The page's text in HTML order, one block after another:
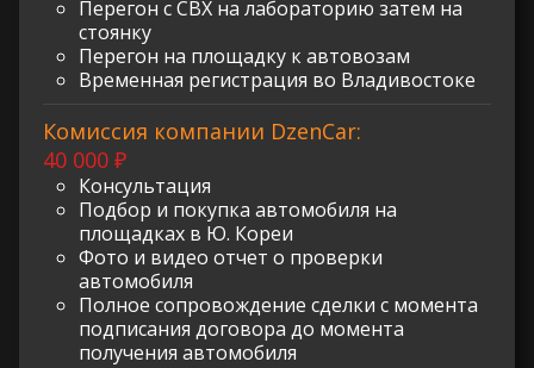
Перегон с СВХ на лабораторию затем на
стоянку
Перегон на площадку к автовозам
Временная регистрация во Владивостоке
Комиссия компании DzenCar:
40 000 ₽
Консультация
Подбор и покупка автомобиля на
площадках в Ю. Кореи
Фото и видео отчет о проверки
автомобиля
Полное сопровождение сделки с момента
подписания договора до момента
получения автомобиля